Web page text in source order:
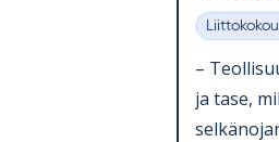
Kategoriat
–
ja tase,